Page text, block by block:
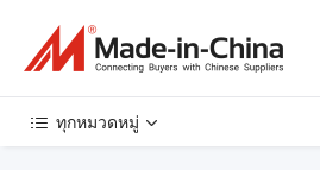
ทุกหมวดหมู่